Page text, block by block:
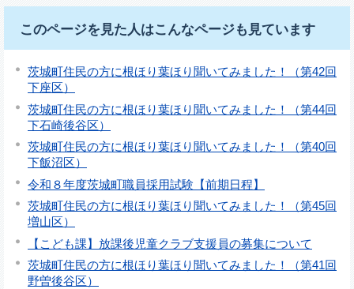
このページを見た人はこんなページも見ています
茨城町住民の方に根ほり葉ほり聞いてみました！（第42回
下座区）
茨城町住民の方に根ほり葉ほり聞いてみました！（第44回
下石崎後谷区）
茨城町住民の方に根ほり葉ほり聞いてみました！（第40回
下飯沼区）
令和８年度茨城町職員採用試験【前期日程】
茨城町住民の方に根ほり葉ほり聞いてみました！（第45回
増山区）
【こども課】放課後児童クラブ支援員の募集について
茨城町住民の方に根ほり葉ほり聞いてみました！（第41回
野曽後谷区）